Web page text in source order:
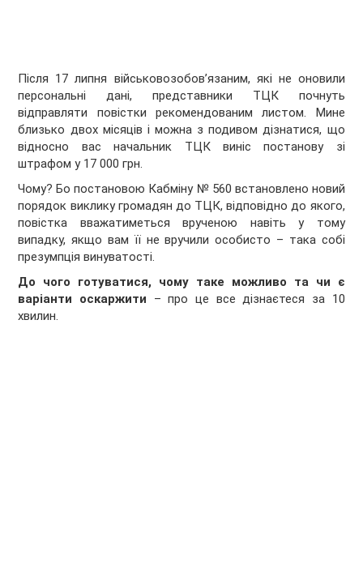
Після 17 липня військовозобов’язаним, які не оновили
персональні дані, представники ТЦК почнуть
відправляти повістки рекомендованим листом. Мине
близько двох місяців і можна з подивом дізнатися, що
відносно вас начальник ТЦК виніс постанову зі
штрафом у 17 000 грн.
Чому? Бо постановою Кабміну № 560 встановлено новий
порядок виклику громадян до ТЦК, відповідно до якого,
повістка вважатиметься врученою навіть у тому
випадку, якщо вам її не вручили особисто – така собі
презумпція винуватості.
До чого готуватися, чому таке можливо та чи є
варіанти оскаржити – про це все дізнаєтеся за 10
хвилин.